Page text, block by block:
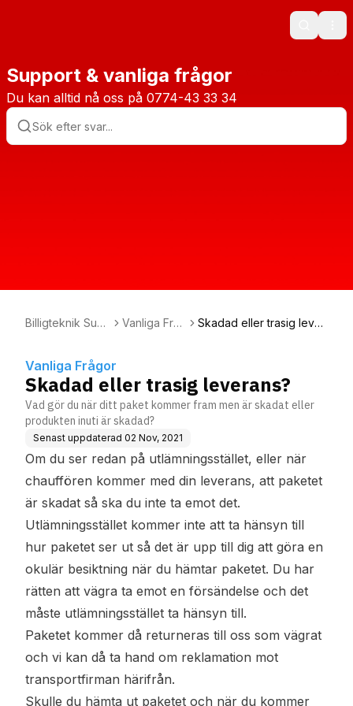
Search
Support & vanliga frågor
Du kan alltid nå oss på 0774-43 33 34
Billigteknik Sup
Vanliga Fråg
Skadad eller trasig lever
Vanliga Frågor
Skadad eller trasig leverans?
Vad gör du när ditt paket kommer fram men är skadat eller
produkten inuti är skadad?
Senast uppdaterad 02 Nov, 2021
Om du ser redan på utlämningsstället, eller när
chauffören kommer med din leverans, att paketet
är skadat så ska du inte ta emot det.
Utlämningsstället kommer inte att ta hänsyn till
hur paketet ser ut så det är upp till dig att göra en
okulär besiktning när du hämtar paketet. Du har
rätten att vägra ta emot en försändelse och det
måste utlämningsstället ta hänsyn till.
Paketet kommer då returneras till oss som vägrat
och vi kan då ta hand om reklamation mot
transportfirman härifrån.
Skulle du hämta ut paketet och när du kommer